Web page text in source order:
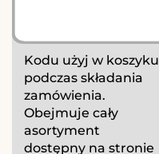
Kodu użyj w koszyku
podczas składania
zamówienia.
Obejmuje cały
asortyment
dostępny na stronie